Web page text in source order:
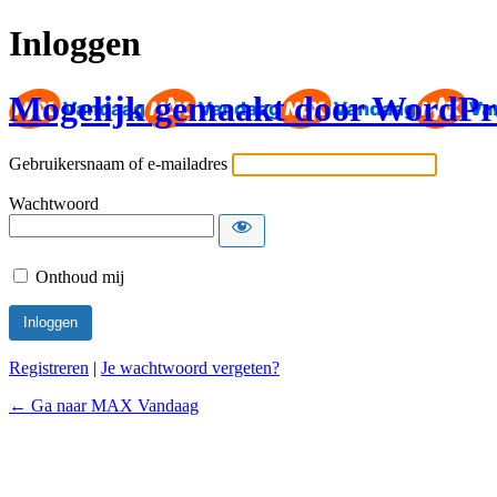
Inloggen
Mogelijk gemaakt door
Gebruikersnaam of e-mailadres
Wachtwoord
Onthoud mij
Registreren | Je wachtwoord vergeten?
← Ga naar MAX Vandaag